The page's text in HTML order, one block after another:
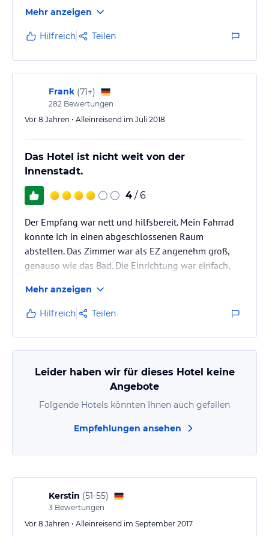
Gebäudes (auch im Inneren) angetan. Der Empfang
durch den Chef persönlich war sehr freundlich und
zuvorkommend. Die drei Kinder der Gastgeber haben
uns dann auf unser Zimmer begleitet und noch die
wichtigsten Tipps gegeben... total niedlich!
Die Villa liegt an einer Hauptstraße, da sich die
Gästezimmer aber im Anbau dahinter…
Mehr anzeigen
Hilfreich Teilen
Frank (71+)
282 Bewertungen
Vor 8 Jahren • Alleinreisend im Juli 2018
Das Hotel ist nicht weit von der
Innenstadt.
4 / 6
Der Empfang war nett und hilfsbereit. Mein Fahrrad
konnte ich in einen abgeschlossenen Raum
abstellen. Das Zimmer war als EZ angenehm groß,
genauso wie das Bad. Die Einrichtung war einfach,
der Hauptstraße und man konnte den Straßenlärm
hören. An ein Schlafen mit geöffneten Fenster war
nicht möglich. Das Bett mit der vorhandenen Matratze
war gut. Zur Innenstadt war es ein Fußweg von 10
Minuten. Ein Fön war nicht vorhanden. DasFrühstück
war in Ordnung.
Mehr anzeigen
Hilfreich Teilen
Leider haben wir für dieses Hotel keine
Angebote
Folgende Hotels könnten Ihnen auch gefallen
Empfehlungen ansehen
Kerstin (51-55)
3 Bewertungen
Vor 8 Jahren • Alleinreisend im September 2017